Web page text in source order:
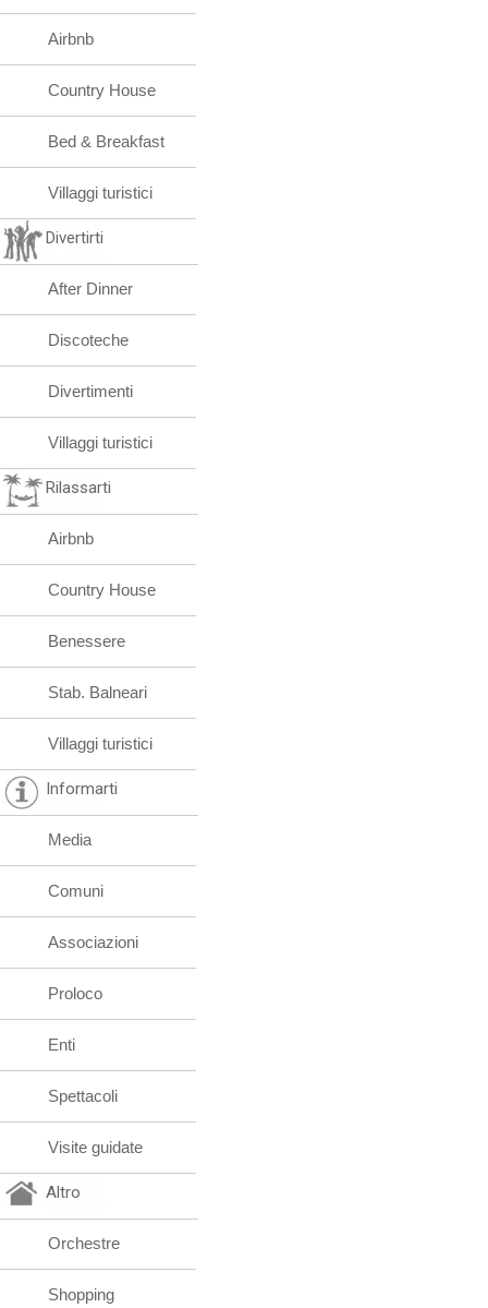
Airbnb
Country House
Bed & Breakfast
Villaggi turistici
Divertirti
After Dinner
Discoteche
Divertimenti
Villaggi turistici
Rilassarti
Airbnb
Country House
Benessere
Stab. Balneari
Villaggi turistici
Informarti
Media
Comuni
Associazioni
Proloco
Enti
Spettacoli
Visite guidate
Altro
Orchestre
Shopping